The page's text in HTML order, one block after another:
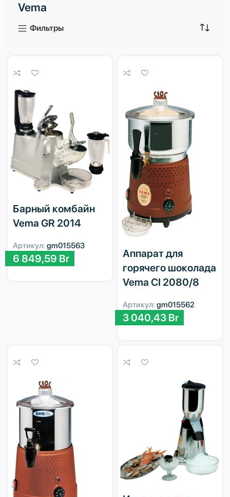
3 продукта
Vema
Фильтры
Барный комбайн
Vema GR 2014
Артикул: gm015563
6 849,59 Br
Аппарат для
горячего шоколада
Vema CI 2080/8
Артикул: gm015562
3 040,43 Br